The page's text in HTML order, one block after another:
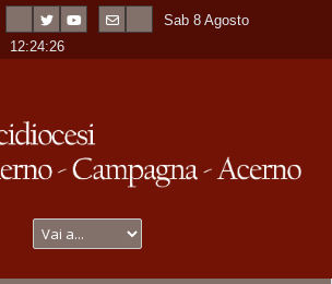
Sab 8 Agosto
12:24:26